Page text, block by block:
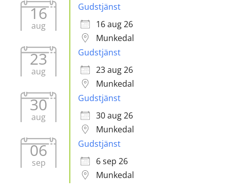
16
aug
Gudstjänst
16 aug 26
Munkedal
23
aug
Gudstjänst
23 aug 26
Munkedal
30
aug
Gudstjänst
30 aug 26
Munkedal
06
sep
Gudstjänst
6 sep 26
Munkedal